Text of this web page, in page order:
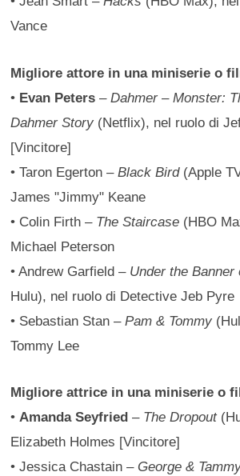
Vance
Migliore attore in una miniserie o
• Evan Peters –Dahmer – Monster:
Dahmer Story (Netflix), nel ruolo di
[Vincitore]
• Taron Egerton –Black Bird(Apple
James "Jimmy" Keane
• Colin Firth – The Staircase (HBO
Michael Peterson
• Andrew Garfield – Under the Banner
Hulu), nel ruolo di Detective Jeb Pyre
• Sebastian Stan –Pam & Tommy
Tommy Lee
Migliore attrice in una miniserie o
•Amanda Seyfried – The Dropout
Elizabeth Holmes [Vincitore]
• Jessica Chastain – George &